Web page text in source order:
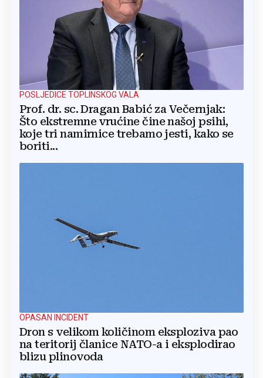
POSLJEDICE TOPLINSKOG VALA
Prof. dr. sc. Dragan Babić za Večernjak:
Što ekstremne vrućine čine našoj psihi,
koje tri namirnice trebamo jesti, kako se
boriti...
OPASAN INCIDENT
Dron s velikom količinom eksploziva pao
na teritorij članice NATO-a i eksplodirao
blizu plinovoda